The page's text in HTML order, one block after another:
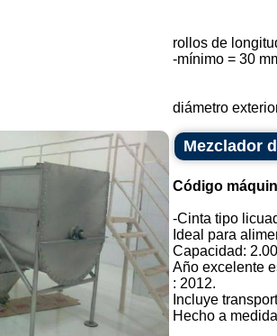
rollos de
-mínimo = 30
diámetro
Mezclador
Código
-Cinta tipo
Ideal para
Capacidad:
Año excelente
: 2012.
Incluye
Hecho a